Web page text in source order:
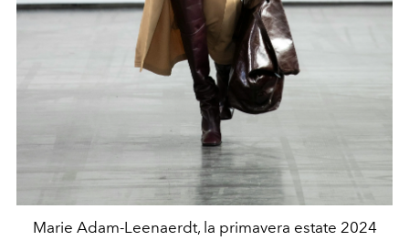
Marie Adam-Leenaerdt, la primavera estate 2024